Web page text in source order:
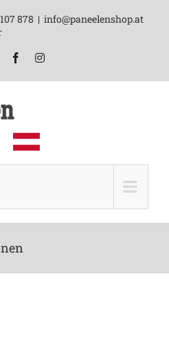
878 | info@paneelenshop.at
FacebookInstagram